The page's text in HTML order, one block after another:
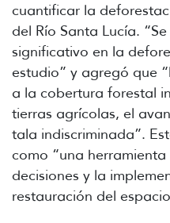
cuantificar la
del Río Santa Lucía.
significativo en la
estudio” y agregó que
a la cobertura forestal
tierras agrícolas, el
tala indiscriminada”.
como “una
decisiones y la
restauración del